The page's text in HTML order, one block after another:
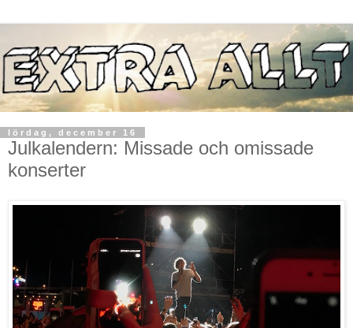
lördag, december 16
Julkalendern: Missade och omissade
konserter